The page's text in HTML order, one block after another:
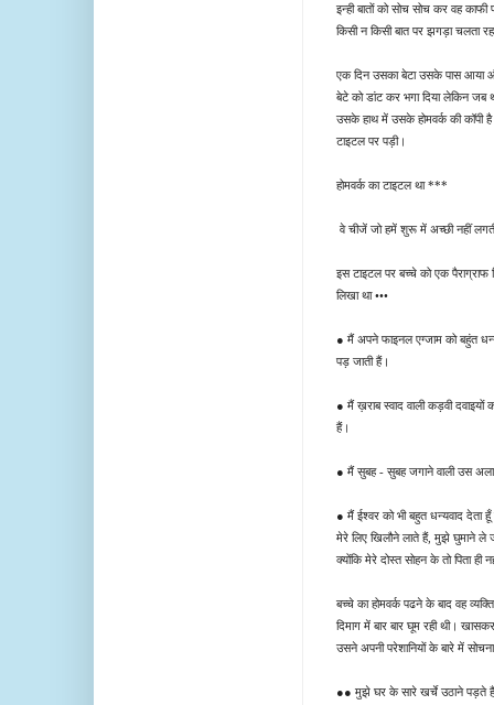
इन्ही बातों को सोच सोच कर वह
किसी न किसी बात पर झगड़ा चलता
एक दिन उसका बेटा उसके पास आया और
बेटे को डांट कर भगा दिया लेकिन जब
उसके हाथ में उसके होमवर्क की कॉपी
टाइटल पर पड़ी।
होमवर्क का टाइटल था ***
वे चीजें जो हमें शुरू में अच्छी नहीं
इस टाइटल पर बच्चे को एक
लिखा था •••
● मैं अपने फाइनल एग्जाम को बहुंत
पड़ जाती हैं।
● मैं ख़राब स्वाद वाली कड़वी
हैं।
● मैं सुबह - सुबह जगाने वाली उस
● मैं ईश्वर को भी बहुत धन्यवाद देता
मेरे लिए खिलौने लाते हैं, मुझे घुमाने ले
क्योंकि मेरे दोस्त सोहन के तो पिता ही
बच्चे का होमवर्क पढने के बाद वह
दिमाग में बार बार घूम रही थी।
उसने अपनी परेशानियों के बारे में
●● मुझे घर के सारे खर्चे उठाने पड़ते